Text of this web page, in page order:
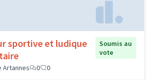
sportive et ludique
Soumis au
vote
Artannes
0 0